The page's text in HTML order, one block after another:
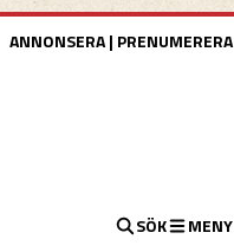
ANNONSERA| PRENUMERERA
SÖK MENY